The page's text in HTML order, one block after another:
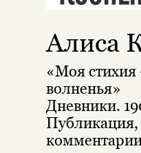
Алиса
«Моя
волненья»
Дневники.
Публикация,